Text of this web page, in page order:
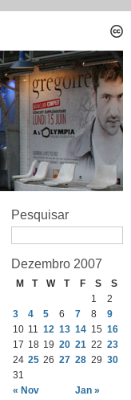
Pesquisar
Dezembro 2007
M T W T F S S
« Nov Jan »
1
2
3
4 5 6 7 8
9
10 11 12 13 14 15 16
17 18 19 20 21 22 23
24 25 26 27 28 29 30
31